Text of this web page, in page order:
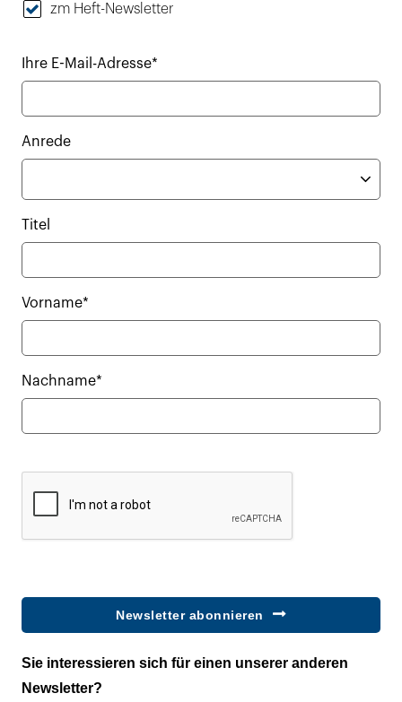
zm Heft-Newsletter
Ihre E-Mail-Adresse*
Anrede
Titel
Vorname*
Nachname*
Newsletter abonnieren
Sie interessieren sich für einen unserer anderen
Newsletter?